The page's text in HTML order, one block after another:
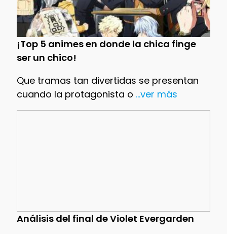
¡Top 5 animes en donde la chica finge
ser un chico!
Que tramas tan divertidas se presentan
cuando la protagonista o ...ver más
Análisis del final de Violet Evergarden